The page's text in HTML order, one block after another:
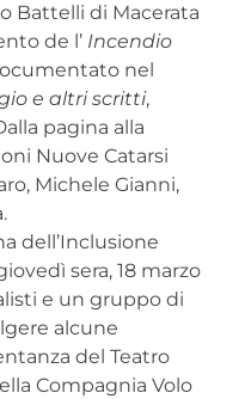
Battelli di Macerata
de l’ Incendio
nel
e altri scritti,
pagina alla
Nuove Catarsi
Michele Gianni,
dell’Inclusione
sera, 18 marzo
e un gruppo di
alcune
del Teatro
Compagnia Volo